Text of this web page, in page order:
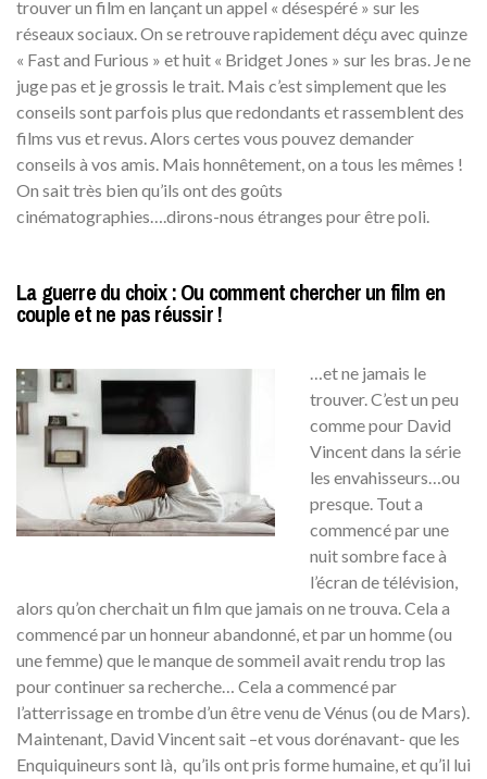
trouver un film en lançant un appel « désespéré » sur les
réseaux sociaux. On se retrouve rapidement déçu avec quinze
« Fast and Furious » et huit « Bridget Jones » sur les bras. Je ne
juge pas et je grossis le trait. Mais c’est simplement que les
conseils sont parfois plus que redondants et rassemblent des
films vus et revus. Alors certes vous pouvez demander
conseils à vos amis. Mais honnêtement, on a tous les mêmes !
On sait très bien qu’ils ont des goûts
cinématographies….dirons-nous étranges pour être poli.
La guerre du choix : Ou comment chercher un film en
couple et ne pas réussir !
…et ne jamais le
trouver. C’est un peu
comme pour David
Vincent dans la série
les envahisseurs…ou
presque. Tout a
commencé par une
nuit sombre face à
l’écran de télévision,
alors qu’on cherchait un film que jamais on ne trouva. Cela a
commencé par un honneur abandonné, et par un homme (ou
une femme) que le manque de sommeil avait rendu trop las
pour continuer sa recherche… Cela a commencé par
l’atterrissage en trombe d’un être venu de Vénus (ou de Mars).
Maintenant, David Vincent sait –et vous dorénavant- que les
Enquiquineurs sont là, qu’ils ont pris forme humaine, et qu’il lui